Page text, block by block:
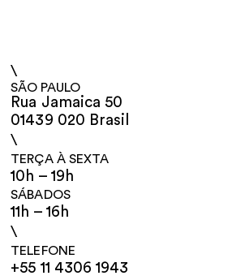
\
SÃO PAULO
Rua Jamaica 50
01439 020 Brasil
\
TERÇA À SEXTA
10h – 19h
SÁBADOS
11h – 16h
\
TELEFONE
+55 11 4306 1943